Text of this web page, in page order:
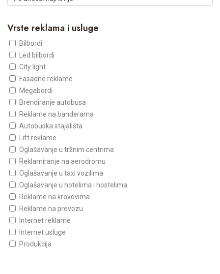
Vrste reklama i usluge
Bilbordi
Led bilbordi
City light
Fasadne reklame
Megabordi
Brendiranje autobusa
Reklame na banderama
Autobuska stajališta
Lift reklame
Oglašavanje u tržnim centrima
Reklamiranje na aerodromu
Oglašavanje u taxi vozilima
Oglašavanje u hotelima i hostelima
Reklame na krovovima
Reklame na prevozu
Internet reklame
Internet usluge
Produkcija